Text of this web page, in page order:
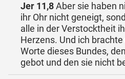
Jer 11,8Aber sie haben
ihr Ohr nicht geneigt,
alle in der Verstocktheit
Herzens. Und ich
Worte dieses Bundes,
gebot und den sie nicht